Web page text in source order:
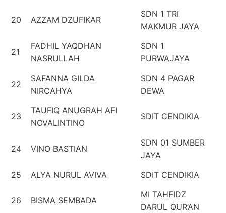
20 AZZAM DZUFIKAR
SDN 1 TRI
MAKMUR JAYA
21
FADHIL YAQDHAN
NASRULLAH
SDN 1
PURWAJAYA
22
SAFANNA GILDA
NIRCAHYA
SDN 4 PAGAR
DEWA
23
TAUFIQ ANUGRAH AFI
NOVALINTINO
SDIT CENDIKIA
24 VINO BASTIAN
SDN 01 SUMBER
JAYA
25
ALYA NURUL AVIVA SDIT CENDIKIA
26 BISMA SEMBADA
MI TAHFIDZ
DARUL QUR’AN